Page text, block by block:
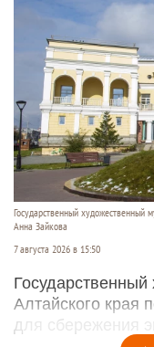
Государственный художественный
Анна Зайкова
7 августа 2026 в 15:50
Алтайского края
для сбережения